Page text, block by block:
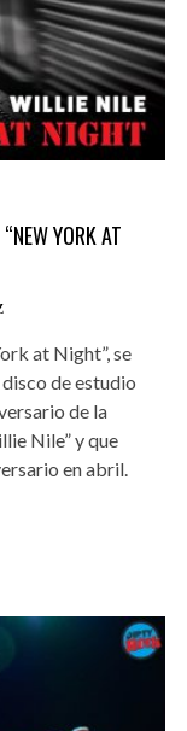
YORK AT
at Night”, se
de estudio
de la
Nile” y que
en abril.